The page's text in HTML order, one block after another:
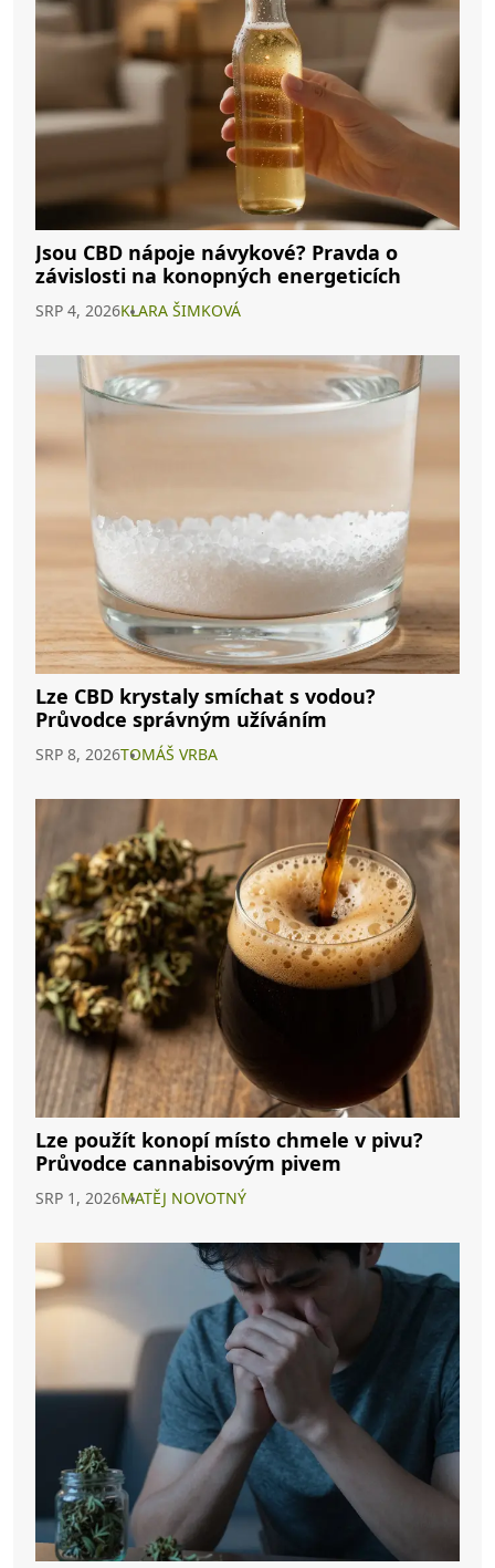
Jsou CBD nápoje návykové? Pravda o
závislosti na konopných energeticích
SRP 4, 2026KLARA ŠIMKOVÁ
Lze CBD krystaly smíchat s vodou?
Průvodce správným užíváním
SRP 8, 2026TOMÁŠ VRBA
Lze použít konopí místo chmele v pivu?
Průvodce cannabisovým pivem
SRP 1, 2026MATĚJ NOVOTNÝ